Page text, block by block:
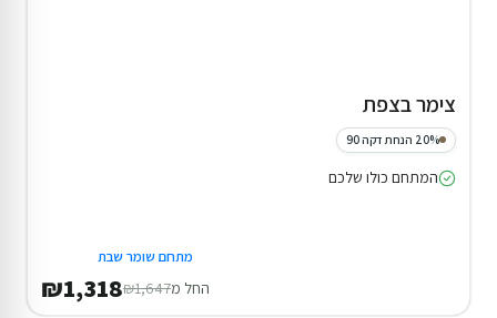
צימר בצפת
20% הנחת דקה 90
המתחם כולו שלכם
מתחם שומר שבת
החל מ₪1,647
₪1,318